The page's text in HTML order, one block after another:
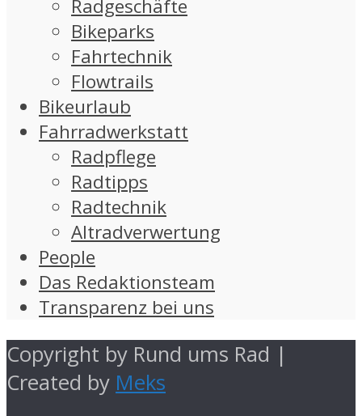
Radgeschäfte
Bikeparks
Fahrtechnik
Flowtrails
Bikeurlaub
Fahrradwerkstatt
Radpflege
Radtipps
Radtechnik
Altradverwertung
People
Das Redaktionsteam
Transparenz bei uns
Copyright by Rund ums Rad |
Created by Meks